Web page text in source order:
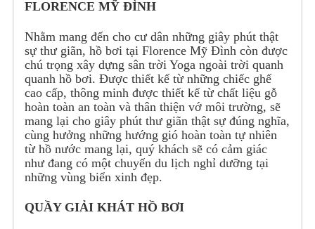
FLORENCE MỸ ĐÌNH
Nhằm mang đến cho cư dân những giây phút thật
sự thư giãn, hồ bơi tại Florence Mỹ Đình còn được
chú trọng xây dựng sân trời Yoga ngoài trời quanh
quanh hồ bơi. Được thiết kế từ những chiếc ghế
cao cấp, thông minh được thiết kế từ chất liệu gỗ
hoàn toàn an toàn và thân thiện vớ môi trường, sẽ
mang lại cho giây phút thư giãn thật sự đúng nghĩa,
cùng hưởng những hướng gió hoàn toàn tự nhiên
từ hồ nước mang lại, quý khách sẽ có cảm giác
như đang có một chuyến du lịch nghỉ dưỡng tại
những vùng biển xinh đẹp.
QUẦY GIẢI KHÁT HỒ BƠI